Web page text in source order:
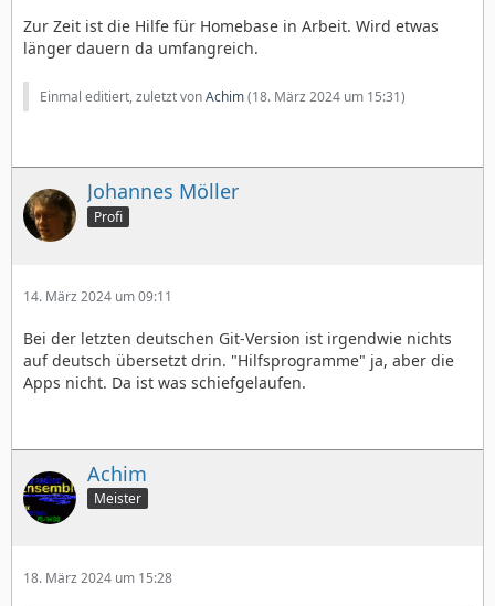
Zur Zeit ist die Hilfe für Homebase in Arbeit. Wird etwas
länger dauern da umfangreich.
Einmal editiert, zuletzt vonAchim(18. März 2024 um 15:31)
Johannes Möller
Profi
14. März 2024 um 09:11
Bei der letzten deutschen Git-Version ist irgendwie nichts
auf deutsch übersetzt drin. "Hilfsprogramme" ja, aber die
Apps nicht. Da ist was schiefgelaufen.
Achim
Meister
18. März 2024 um 15:28